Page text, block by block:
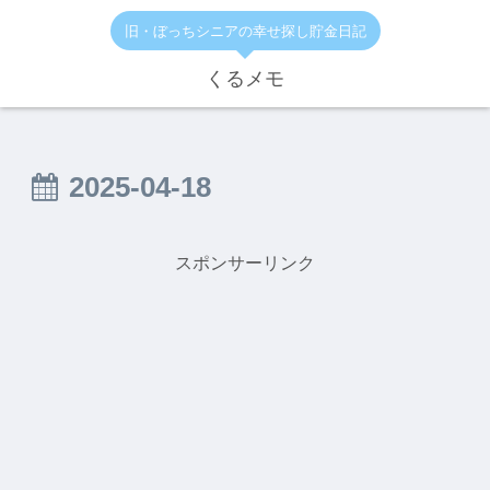
旧・ぼっちシニアの幸せ探し貯金日記
くるメモ
2025-04-18
スポンサーリンク